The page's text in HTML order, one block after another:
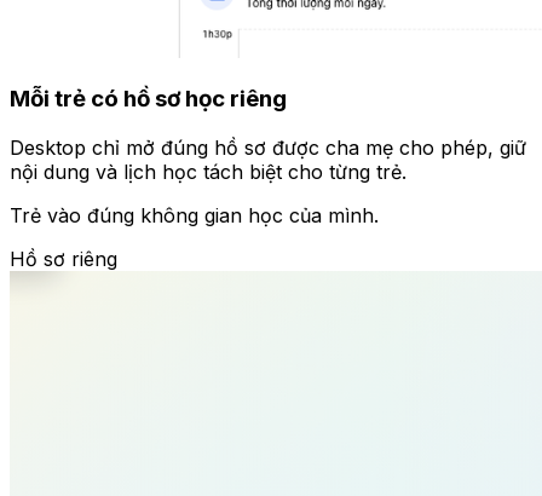
Mỗi trẻ có hồ sơ học riêng
Desktop chỉ mở đúng hồ sơ được cha mẹ cho phép, giữ
nội dung và lịch học tách biệt cho từng trẻ.
Trẻ vào đúng không gian học của mình.
Hồ sơ riêng